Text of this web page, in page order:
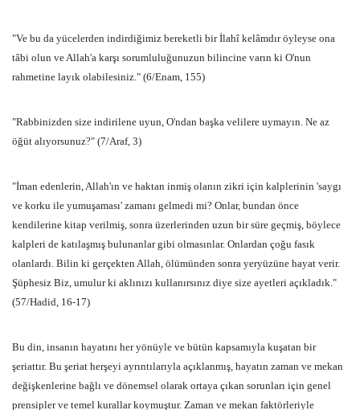
"Ve bu da yücelerden indirdiğimiz bereketli bir İlahî kelâmdır öyleyse ona
tâbi olun ve Allah'a karşı sorumluluğunuzun bilincine varın ki O'nun
rahmetine layık olabilesiniz." (6/Enam, 155)
"Rabbinizden size indirilene uyun, O'ndan başka velilere uymayın. Ne az
öğüt alıyorsunuz?" (7/Araf, 3)
"İman edenlerin, Allah'ın ve haktan inmiş olanın zikri için kalplerinin 'saygı
ve korku ile yumuşaması' zamanı gelmedi mi? Onlar, bundan önce
kendilerine kitap verilmiş, sonra üzerlerinden uzun bir süre geçmiş, böylece
kalpleri de katılaşmış bulunanlar gibi olmasınlar. Onlardan çoğu fasık
olanlardı. Bilin ki gerçekten Allah, ölümünden sonra yeryüzüne hayat verir.
Şüphesiz Biz, umulur ki aklınızı kullanırsınız diye size ayetleri açıkladık."
(57/Hadid, 16-17)
Bu din, insanın hayatını her yönüyle ve bütün kapsamıyla kuşatan bir
şeriattır. Bu şeriat herşeyi ayrıntılarıyla açıklanmış, hayatın zaman ve mekan
değişkenlerine bağlı ve dönemsel olarak ortaya çıkan sorunları için genel
prensipler ve temel kurallar koymuştur. Zaman ve mekan faktörleriyle